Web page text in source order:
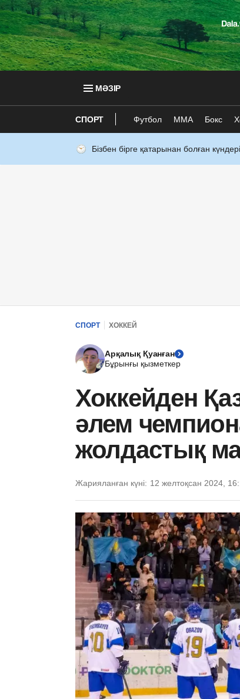
МӘЗІР
СПОРТ Футбол ММА Бокс
Бізбен бірге қатарынан болған
СПОРТ ХОККЕЙ
Арқалық Қуанған
Бұрынғы қызметкер
Хоккейден
әлем
жолдастық
Жарияланған күні: 12 желтоқсан 2024,